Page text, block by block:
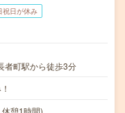
祝日が休み
者町駅から徒歩3分
憩1時間)